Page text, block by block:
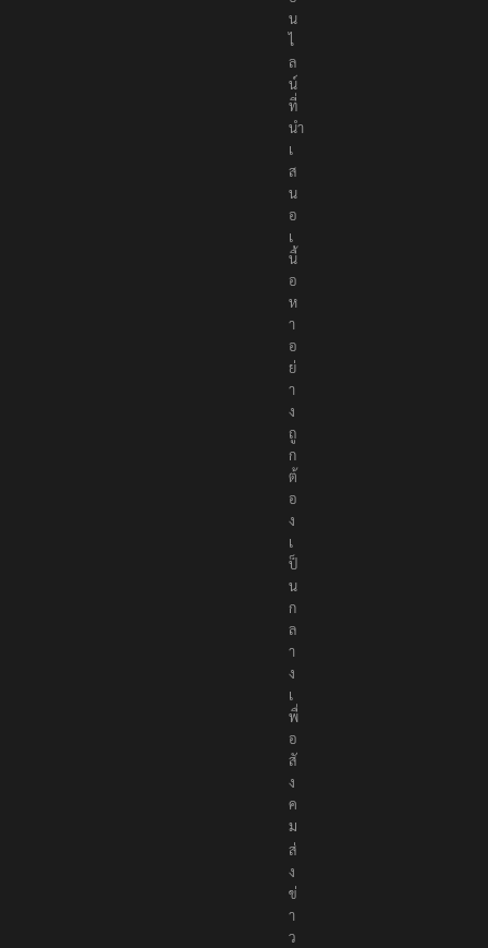
น
ไ
ล
น์
ที่
นำ
เ
ส
น
อ
เ
นื้
อ
ห
า
อ
ย่
า
ง
ถู
ก
ต้
อ
ง
เ
ป็
น
ก
ล
า
ง
เ
พื่
อ
สั
ง
ค
ม
ส่
ง
ข่
า
ว